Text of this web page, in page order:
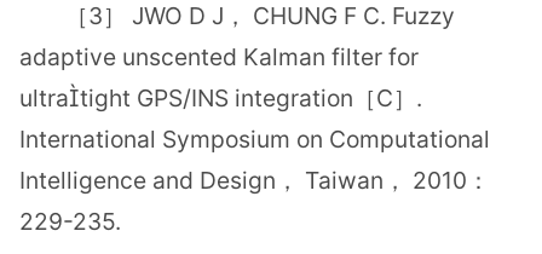
［3］ JWO D J， CHUNG F C. Fuzzy
adaptive unscented Kalman filter for
ultratight GPS/INS integration［C］.
International Symposium on Computational
Intelligence and Design， Taiwan， 2010：
229-235.